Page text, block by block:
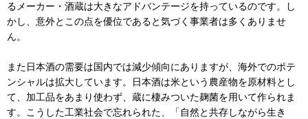
るメーカー・酒蔵は大きなアドバンテージを持っているのです。し
かし、意外とこの点を優位であると気づく事業者は多くありませ
ん。
また日本酒の需要は国内では減少傾向にありますが、海外でのポテ
ンシャルは拡大しています。日本酒は米という農産物を原材料とし
て、加工品をあまり使わず、蔵に棲みついた麹菌を用いて作られま
す。こうした工業社会で忘れられた、「自然と共存しながら生き